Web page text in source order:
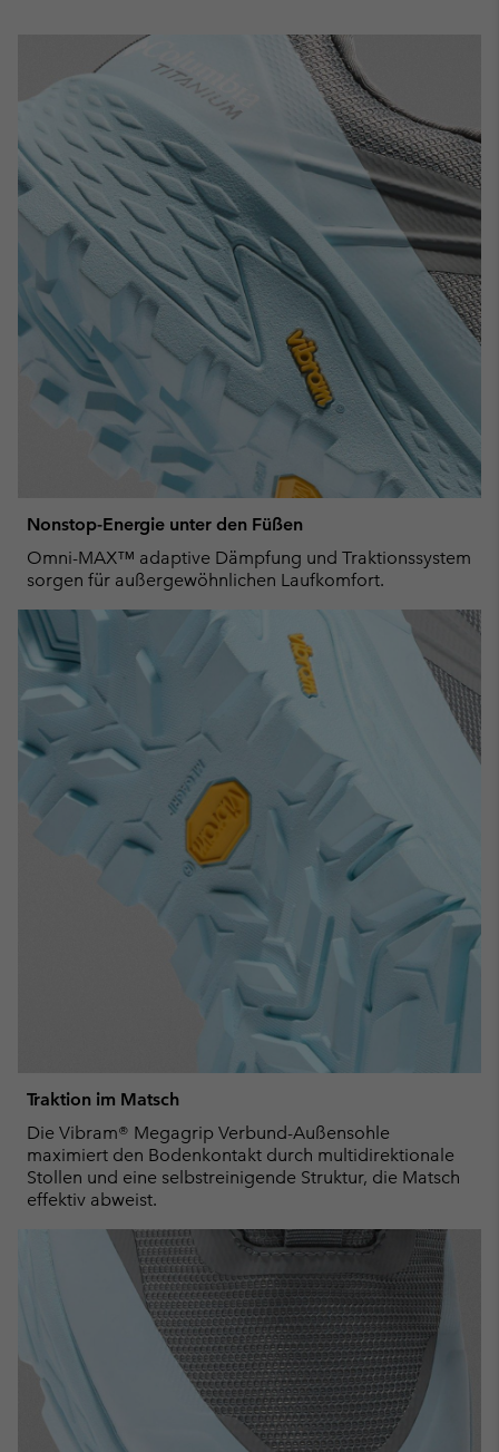
Nonstop-Energie unter den Füßen
Omni-MAX™ adaptive Dämpfung und Traktionssystem
sorgen für außergewöhnlichen Laufkomfort.
Traktion im Matsch
Die Vibram® Megagrip Verbund-Außensohle
maximiert den Bodenkontakt durch multidirektionale
Stollen und eine selbstreinigende Struktur, die Matsch
effektiv abweist.